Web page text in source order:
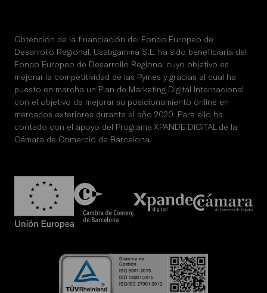
Obtención de la financiación del Fondo Europeo de
Desarrollo Regional. Usabgamma S.L. ha sido beneficiaria del
Fondo Europeo de Desarrollo Regional cuyo objetivo es
mejorar la competitividad de las Pymes y gracias al cual ha
puesto en marcha un Plan de Marketing Digital Internacional
con el objetivo de mejorar su posicionamiento online en
mercados exteriores durante el año 2020. Para ello ha
contado con el apoyo del Programa XPANDE DIGITAL de la
Cámara de Comercio de Barcelona.